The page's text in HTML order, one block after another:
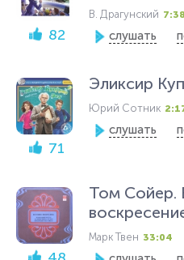
82
В. Драгунский 7:38
слушать
71
Эликсир
Юрий Сотник
слушать
Том Сойер.
Марк Твен 33:04